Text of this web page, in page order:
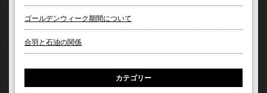
ゴールデンウィーク期間について
合羽と石油の関係
カテゴリー